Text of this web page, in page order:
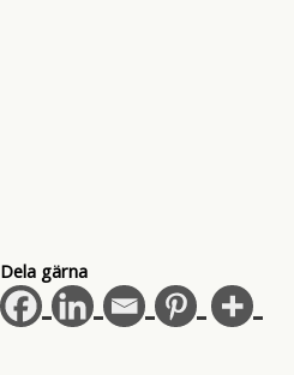
Dela gärna